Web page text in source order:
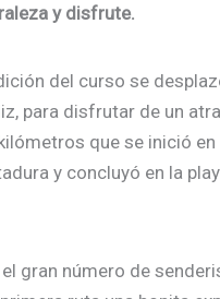
y disfrute.
del curso se
para disfrutar de un
que se inició en
y concluyó en la
gran número de